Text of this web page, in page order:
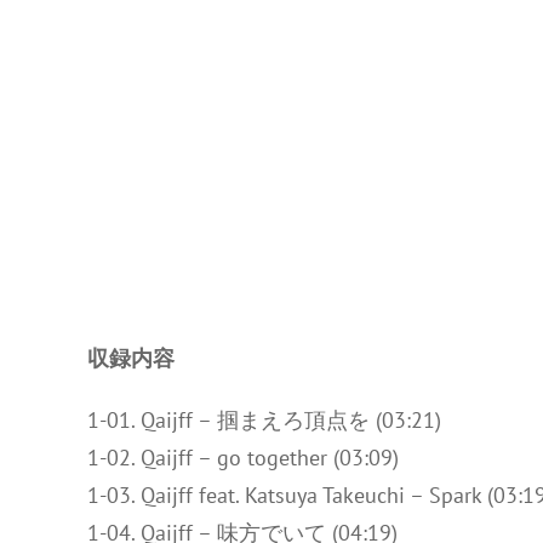
収録内容
1-01. Qaijff – 掴まえろ頂点を (03:21)
1-02. Qaijff – go together (03:09)
1-03. Qaijff feat. Katsuya Takeuchi – Spark
1-04. Qaijff – 味方でいて (04:19)